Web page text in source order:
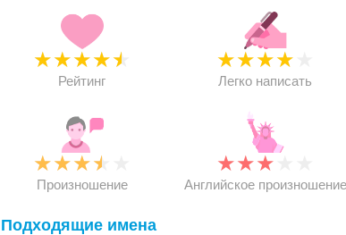
★★★★★
Рейтинг
★★★★
Легко написать
★★★★
Произношение
★★★
Английское произношение
Подходящие имена